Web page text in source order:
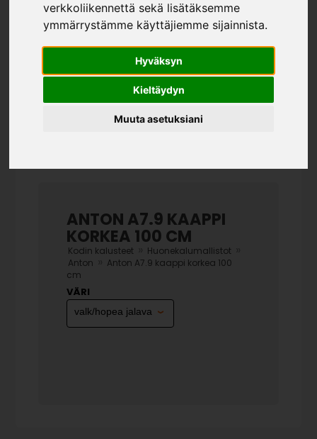
verkkoliikennettä sekä lisätäksemme
ymmärrystämme käyttäjiemme sijainnista.
Hyväksyn
Kieltäydyn
Muuta asetuksiani
ANTON A7.9 KAAPPI
KORKEA 100 CM
Kodin kalusteet Huonekalumallistot
Anton
Anton A7.9 kaappi korkea 100
cm
VÄRI